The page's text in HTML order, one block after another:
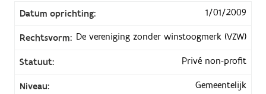
Datum oprichting: 1/01/2009
Rechtsvorm: De vereniging zonder winstoogmerk (VZW)
Statuut: Privé non-profit
Niveau: Gemeentelijk